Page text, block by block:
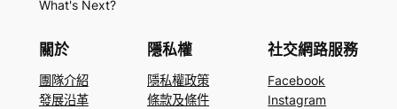
What's Next?
關於
團隊介紹
發展沿革
隱私權
隱私權政策
條款及條件
社交網路服務
Facebook
Instagram